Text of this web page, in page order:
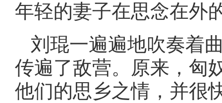
年轻的妻子在思念在
刘琨一遍遍地吹奏着
传遍了敌营。原来，匈
他们的思乡之情，并很